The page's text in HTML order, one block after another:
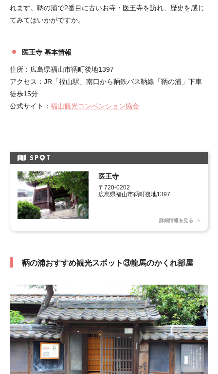
れます。鞆の浦で2番目に古いお寺・医王寺を訪れ、歴史を感じ
てみてはいかがですか。
医王寺 基本情報
住所：広島県福山市鞆町後地1397
アクセス：JR「福山駅」南口から鞆鉄バス鞆線「鞆の浦」下車
徒歩15分
公式サイト： 福山観光コンベンション協会
SP T
医王寺
〒720-0202
広島県福山市鞆町後地1397
詳細情報を見る
鞆の浦おすすめ観光スポット③龍馬のかくれ部屋